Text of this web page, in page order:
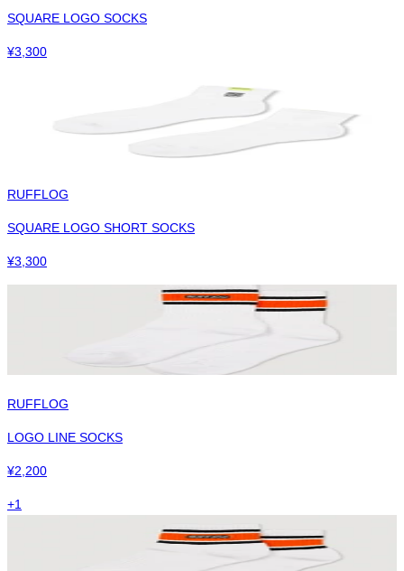
SQUARE LOGO SOCKS
¥3,300
RUFFLOG
SQUARE LOGO SHORT SOCKS
¥3,300
RUFFLOG
LOGO LINE SOCKS
¥2,200
+1